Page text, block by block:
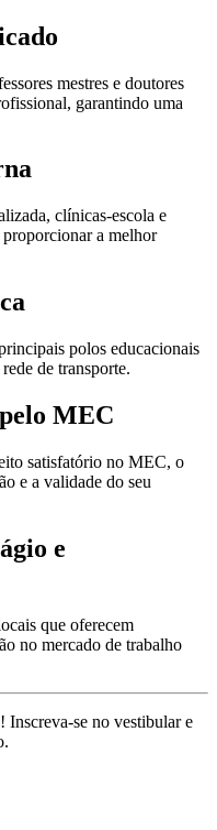
mestres e doutores
garantindo uma
clínicas-escola e
proporcionar a melhor
polos educacionais
de transporte.
MEC
satisfatório no MEC, o
e a validade do seu
e
que oferecem
no mercado de trabalho
Inscreva-se no vestibular e